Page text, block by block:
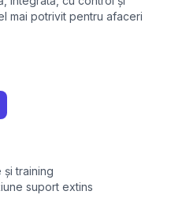
mai potrivit pentru afaceri
training
suport extins